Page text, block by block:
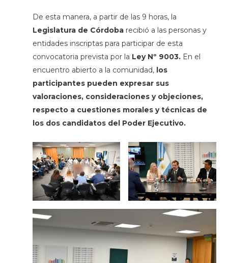
De esta manera, a partir de las 9 horas, la
Legislatura de Córdoba recibió a las personas y
entidades inscriptas para participar de esta
convocatoria prevista por la Ley Nº 9003. En el
encuentro abierto a la comunidad, los
participantes pueden expresar sus
valoraciones, consideraciones y objeciones,
respecto a cuestiones morales y técnicas de
los dos candidatos del Poder Ejecutivo.